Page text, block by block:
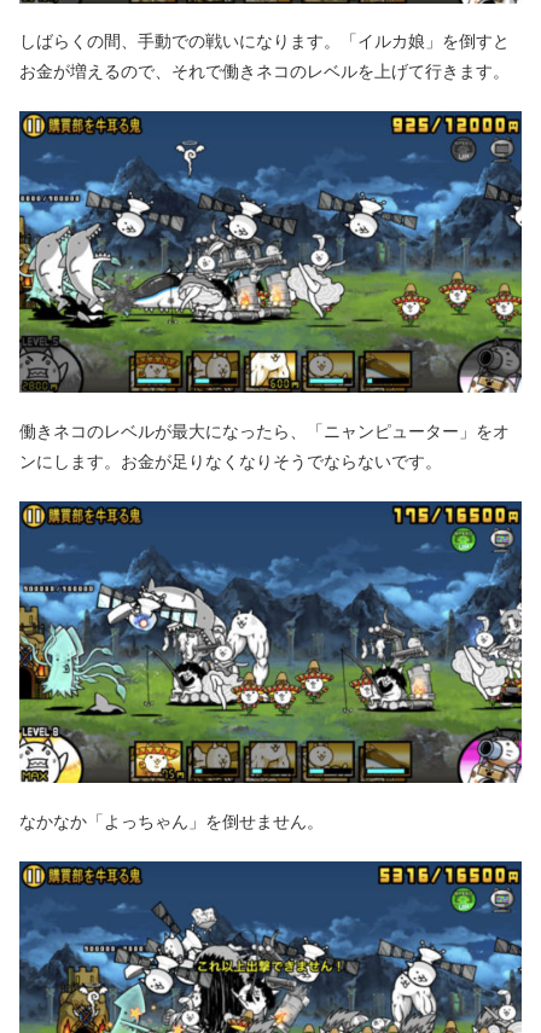
しばらくの間、手動での戦いになります。「イルカ娘」を倒すと
お金が増えるので、それで働きネコのレベルを上げて行きます。
働きネコのレベルが最大になったら、「ニャンピューター」をオ
ンにします。お金が足りなくなりそうでならないです。
なかなか「よっちゃん」を倒せません。